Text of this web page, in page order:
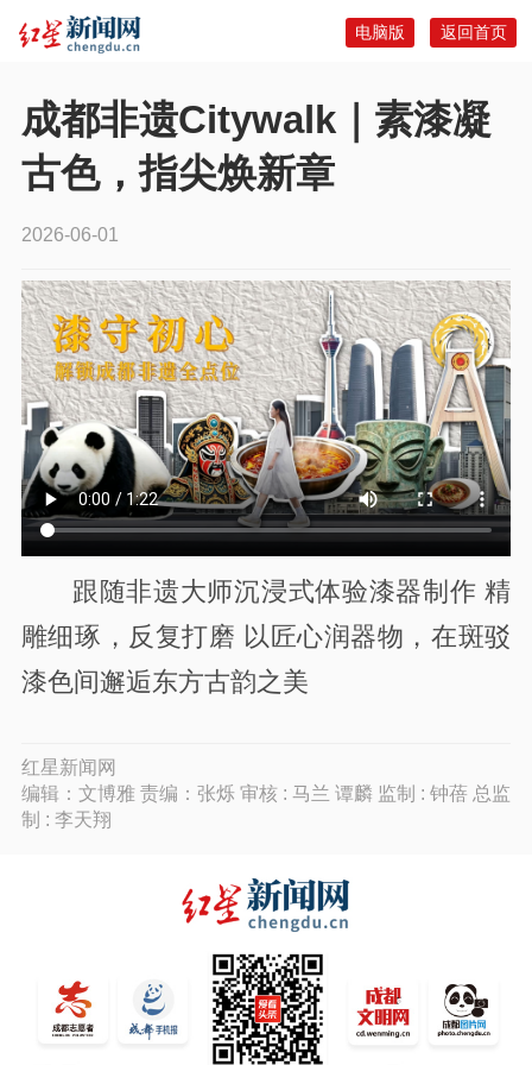
返回首页
电脑版
成都非遗Citywalk｜素漆凝
古色，指尖焕新章
2026-06-01
跟随非遗大师沉浸式体验漆器制作 精
雕细琢，反复打磨 以匠心润器物，在斑驳
漆色间邂逅东方古韵之美
红星新闻网
编辑：文博雅 责编：张烁 审核 : 马兰 谭麟 监制 : 钟蓓 总监
制 : 李天翔